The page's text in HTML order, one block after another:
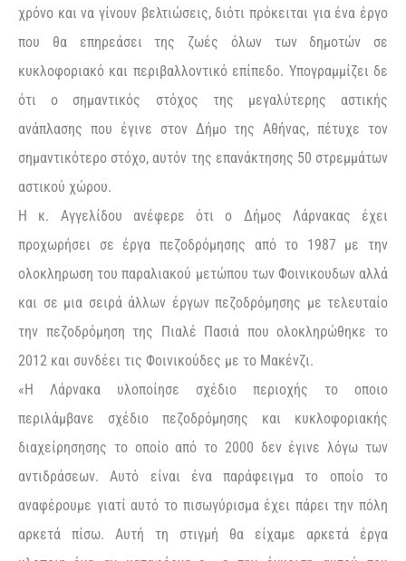
χρόνο και να γίνουν βελτιώσεις, διότι πρόκειται για ένα έργο
που θα επηρεάσει της ζωές όλων των δημοτών σε
κυκλοφοριακό και περιβαλλοντικό επίπεδο. Υπογραμμίζει δε
ότι ο σημαντικός στόχος της μεγαλύτερης αστικής
ανάπλασης που έγινε στον Δήμο της Αθήνας, πέτυχε τον
σημαντικότερο στόχο, αυτόν της επανάκτησης 50 στρεμμάτων
αστικού χώρου.
Η κ. Αγγελίδου ανέφερε ότι ο Δήμος Λάρνακας έχει
προχωρήσει σε έργα πεζοδρόμησης από το 1987 με την
ολοκληρωση του παραλιακού μετώπου των Φοινικουδων αλλά
και σε μια σειρά άλλων έργων πεζοδρόμησης με τελευταίο
την πεζοδρόμηση της Πιαλέ Πασιά που ολοκληρώθηκε το
2012 και συνδέει τις Φοινικούδες με το Μακένζι.
«Η Λάρνακα υλοποίησε σχέδιο περιοχής το οποιο
περιλάμβανε σχέδιο πεζοδρόμησης και κυκλοφοριακής
διαχείρησησης το οποίο από το 2000 δεν έγινε λόγω των
αντιδράσεων. Αυτό είναι ένα παράφειγμα το οποίο το
αναφέρουμε γιατί αυτό το πισωγύρισμα έχει πάρει την πόλη
αρκετά πίσω. Αυτή τη στιγμή θα είχαμε αρκετά έργα